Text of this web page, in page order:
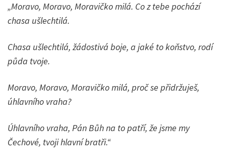
„Moravo, Moravo, Moravičko milá. Co z tebe pochází
chasa ušlechtilá.
Chasa ušlechtilá, žádostivá boje, a jaké to koňstvo, rodí
půda tvoje.
Moravo, Moravo, Moravičko milá, proč se přidržuješ,
úhlavního vraha?
Úhlavního vraha, Pán Bůh na to patří, že jsme my
Čechové, tvoji hlavní bratři.“